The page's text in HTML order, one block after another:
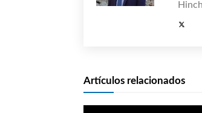
Artículos relacionados